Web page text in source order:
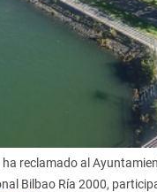
reclamado al
Bilbao Ría 2000,